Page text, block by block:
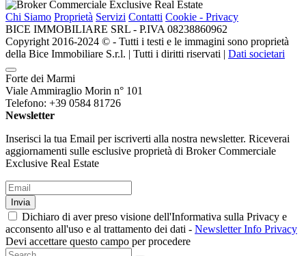
Chi Siamo Proprietà Servizi Contatti Cookie - Privacy
BICE IMMOBILIARE SRL - P.IVA 08238860962
Copyright 2016-2024 ©️ - Tutti i testi e le immagini sono proprietà
della Bice Immobiliare S.r.l. | Tutti i diritti riservati | Dati societari
Forte dei Marmi
Viale Ammiraglio Morin n° 101
Telefono: +39 0584 81726
Newsletter
Inserisci la tua Email per iscriverti alla nostra newsletter. Riceverai
aggiornamenti sulle esclusive proprietà di Broker Commerciale
Exclusive Real Estate
Invia
Dichiaro di aver preso visione dell'Informativa sulla Privacy e
acconsento all'uso e al trattamento dei dati - Newsletter Info Privacy
Devi accettare questo campo per procedere